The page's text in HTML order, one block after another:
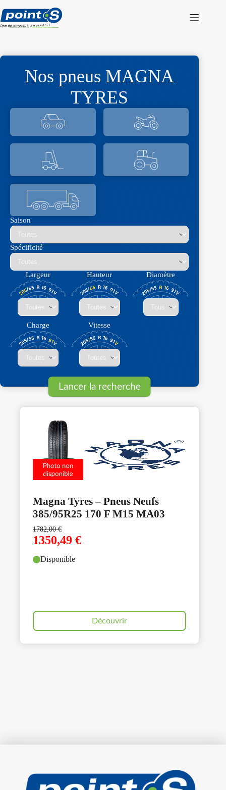
au
contenu
Nos pneus MAGNA
TYRES
Saison
Spécificité
Largeur Hauteur Diamètre
Charge Vitesse
Magna Tyres – Pneus Neufs
385/95R25 170 F M15 MA03
1782,00€
1350,49 €
Disponible
Découvrir